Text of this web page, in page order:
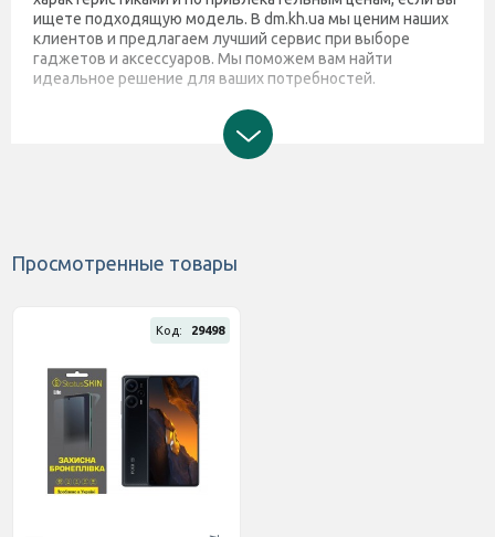
ищете подходящую модель. В dm.kh.ua мы ценим наших
клиентов и предлагаем лучший сервис при выборе
гаджетов и аксессуаров. Мы поможем вам найти
идеальное решение для ваших потребностей.
Просмотренные товары
Код: 29498